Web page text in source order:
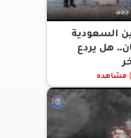
السعودية
هل يردع